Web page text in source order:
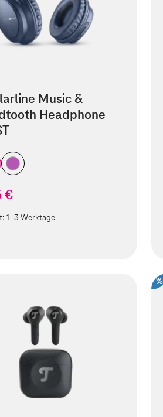
Music &
Headphone
€
1-3 Werktage
%